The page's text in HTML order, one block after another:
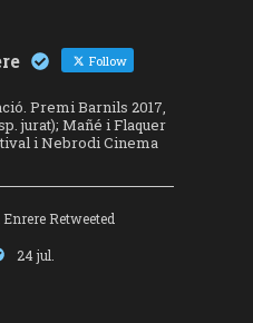
Follow
Premi Barnils 2017,
jurat); Mañé i Flaquer
i Nebrodi Cinema
Retweeted
24 jul.